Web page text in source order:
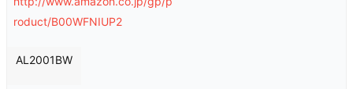
roduct/B00WFNIUP2
AL2001BW